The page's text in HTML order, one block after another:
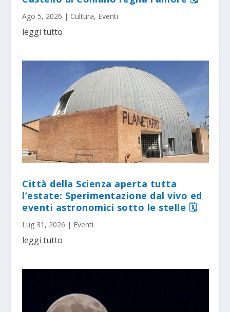
Ago 5, 2026 | Cultura, Eventi
leggi tutto
Città della Scienza aperta tutta
l’estate: Sperimentazione dal vivo ed
eventi astronomici sotto le stelle 🗓
Lug 31, 2026 | Eventi
leggi tutto